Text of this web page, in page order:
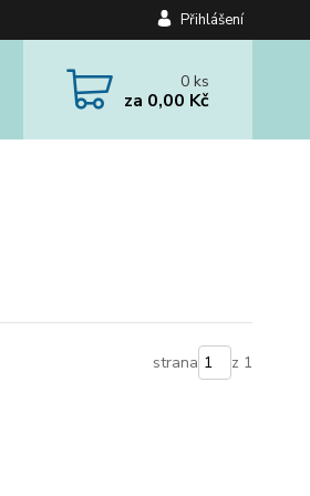
Přihlášení
0ks
za 0,00 Kč
strana z 1